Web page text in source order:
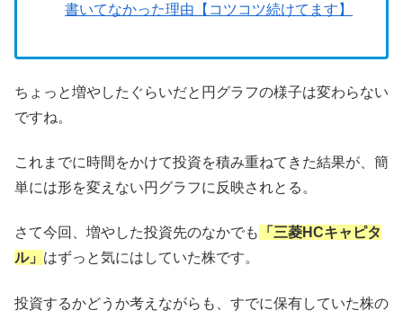
書いてなかった理由【コツコツ続けてます】
ちょっと増やしたぐらいだと円グラフの様子は変わらない
ですね。
これまでに時間をかけて投資を積み重ねてきた結果が、簡
単には形を変えない円グラフに反映されとる。
さて今回、増やした投資先のなかでも
「三菱HCキャピタ
ル」 はずっと気にはしていた株です。
投資するかどうか考えながらも、すでに保有していた株の